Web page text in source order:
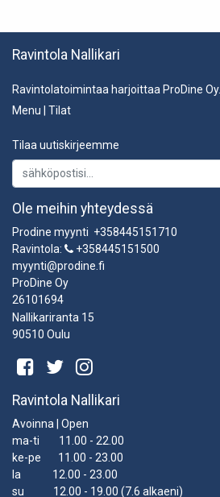
Ravintola Nallikari
Ravintolatoimintaa harjoittaa ProDine Oy.
Menu
Tilat
Tilaa uutiskirjeemme
Ole meihin yhteydessä
Prodine myynti +358445151710
Ravintola:
+358445151500
myynti@prodine.fi
ProDine Oy
26101694
Nallikariranta 15
90510 Oulu
Ravintola Nallikari
Avoinna | Open
ma-ti 11.00 - 22.00
ke-pe 11.00 - 23.00
la 12.00 - 23.00
su 12.00 - 19.00 (7.6 alkaeni)